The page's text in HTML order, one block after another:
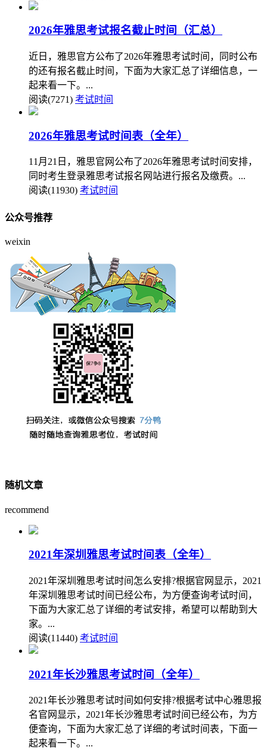
2026年雅思考试报名截止时间（汇总）
近日，雅思官方公布了2026年雅思考试时间，同时公布
的还有报名截止时间，下面为大家汇总了详细信息，一
起来看一下。...
阅读(7271) 考试时间
2026年雅思考试时间表（全年）
11月21日，雅思官网公布了2026年雅思考试时间安排，
同时考生登录雅思考试报名网站进行报名及缴费。...
阅读(11930) 考试时间
公众号推荐
weixin
随机文章
recommend
2021年深圳雅思考试时间表（全年）
2021年深圳雅思考试时间怎么安排?根据官网显示，2021
年深圳雅思考试时间已经公布，为方便查询考试时间，
下面为大家汇总了详细的考试安排，希望可以帮助到大
家。...
阅读(11440) 考试时间
2021年长沙雅思考试时间（全年）
2021年长沙雅思考试时间如何安排?根据考试中心雅思报
名官网显示，2021年长沙雅思考试时间已经公布，为方
便查询，下面为大家汇总了详细的考试时间表，下面一
起来看一下。...